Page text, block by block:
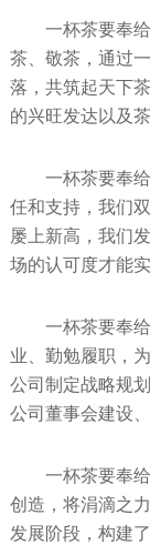
一杯茶要奉
茶、敬茶，通过
落，共筑起天下
的兴旺发达以及
一杯茶要奉
任和支持，我们
屡上新高，我们
场的认可度才能
一杯茶要奉
业、勤勉履职，
公司制定战略规
公司董事会建设
一杯茶要奉
创造，将涓滴之
发展阶段，构建